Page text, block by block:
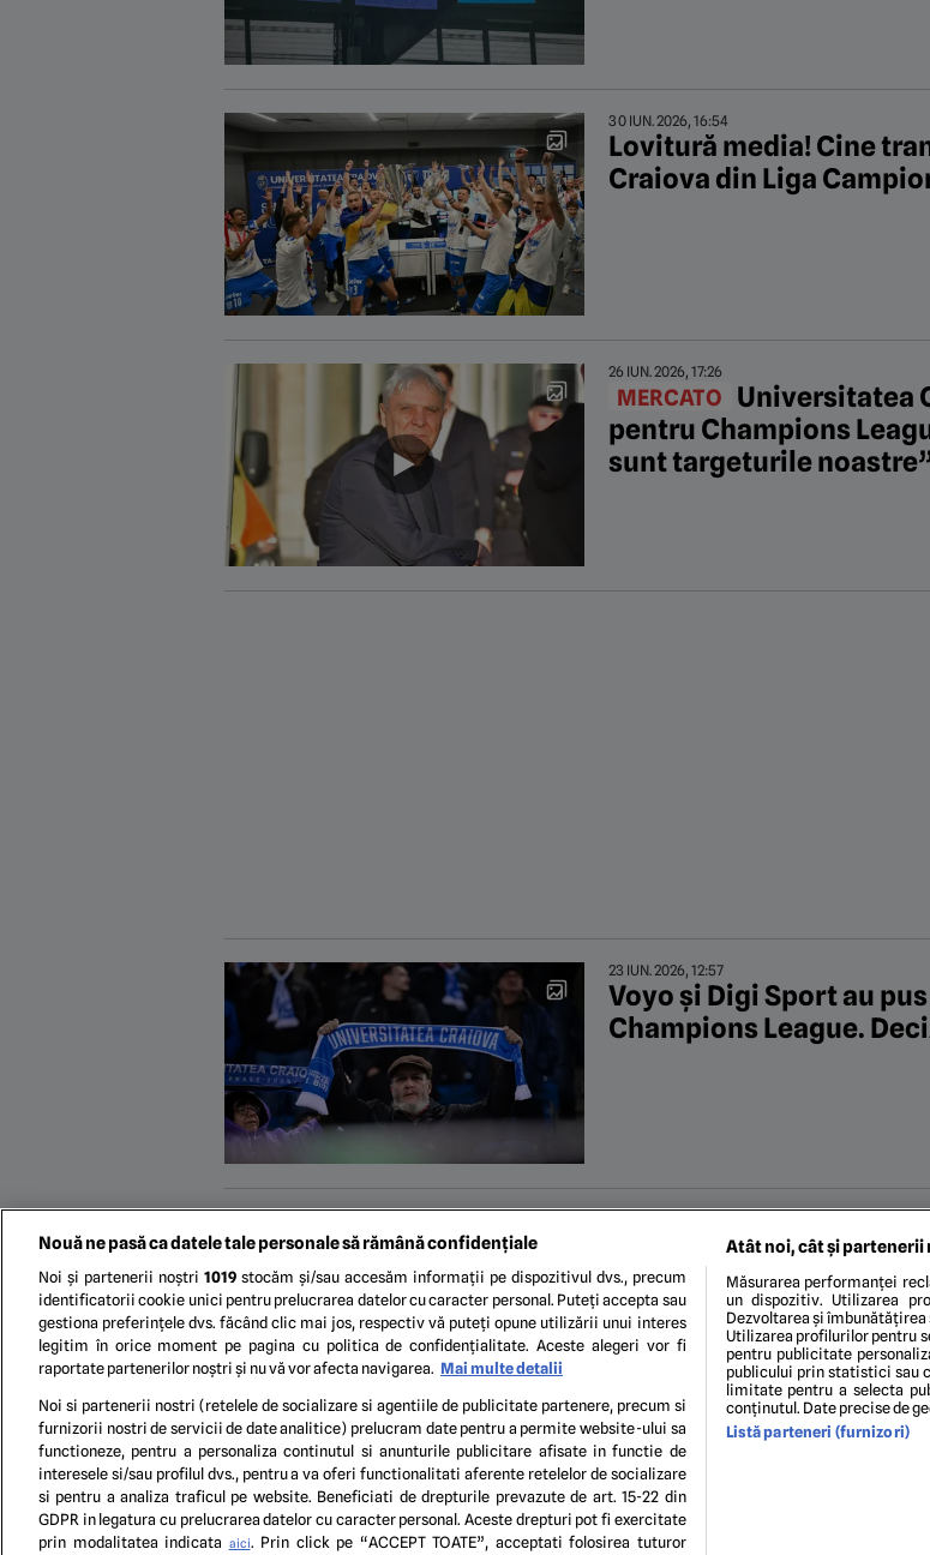
30 IUN. 2026, 16:54
Lovitură media! Cine
Craiova din Liga
26 IUN. 2026, 17:26
MERCATO
Universitatea
pentru Champions
sunt targeturile
23 IUN. 2026, 12:57
Voyo și Digi Sport au
Champions League.
Avertisment
coșmarul Craiovei în
din Liga Campionilor:
12 13 ... 20
TERMENI ȘI CONDIȚII POLITICA DE CONFIDENTIALITATE
Nouă ne pasă ca datele tale personale să rămână confidențiale
Noi și partenerii noștri 1019stocăm și/sau accesăm informații pe dispozitivul dvs., precum
identificatorii cookie unici pentru prelucrarea datelor cu caracter personal. Puteți accepta sau
gestiona preferințele dvs. făcând clic mai jos, respectiv vă puteți opune utilizării unui interes
legitim în orice moment pe pagina cu politica de confidențialitate. Aceste alegeri vor fi
raportate partenerilor noștri și nu vă vor afecta navigarea. Mai multe detalii
Noi si partenerii nostri (retelele de socializare si agentiile de publicitate partenere, precum si
furnizorii nostri de servicii de date analitice) prelucram date pentru a permite website-ului sa
functioneze, pentru a personaliza continutul si anunturile publicitare afisate in functie de
interesele si/sau profilul dvs., pentru a va oferi functionalitati aferente retelelor de socializare
si pentru a analiza traficul pe website. Beneficiati de drepturile prevazute de art. 15-22 din
GDPR in legatura cu prelucrarea datelor cu caracter personal. Aceste drepturi pot fi exercitate
prin modalitatea indicata aici. Prin click pe “ACCEPT TOATE”, acceptati folosirea tuturor
Atât noi, cât și
Măsurarea performanței
un dispozitiv. Utilizarea
Dezvoltarea și
Utilizarea profilurilor pentru
pentru publicitate
publicului prin statistici sau
limitate pentru a selecta
conținutul. Date precise de
Listă parteneri (furnizori)